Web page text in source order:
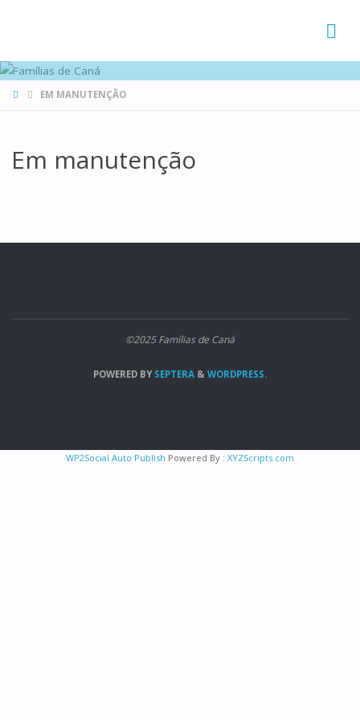
HOMEEM MANUTENÇÃO
Em manutenção
©2025 Famílias de Caná
POWERED BYSEPTERA & WORDPRESS.
WP2Social Auto Publish Powered By : XYZScripts.com